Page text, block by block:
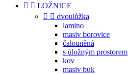
  LOŽNICE
  dvoulůžka
lamino
masiv borovice
čalouněná
s úložným prostorem
kov
masiv buk